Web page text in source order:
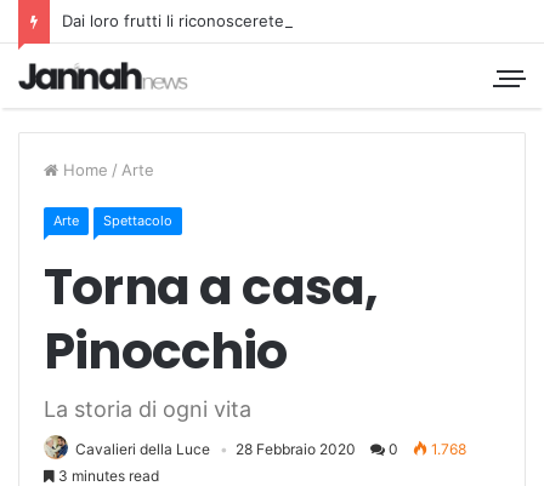
Dai loro frutti li riconoscerete
Home / Arte
Arte Spettacolo
Torna a casa,
Pinocchio
La storia di ogni vita
Cavalieri della Luce 28 Febbraio 2020 0
1.768
3 minutes read